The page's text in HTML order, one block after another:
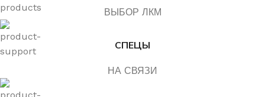
ВЫБОР ЛКМ
СПЕЦЫ
НА СВЯЗИ